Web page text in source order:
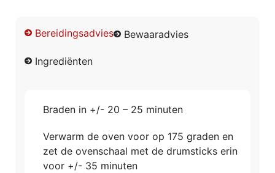
Bereidingsadvies Bewaaradvies
Ingrediënten
Braden in +/- 20 – 25 minuten
Verwarm de oven voor op 175 graden en
zet de ovenschaal met de drumsticks erin
voor +/- 35 minuten